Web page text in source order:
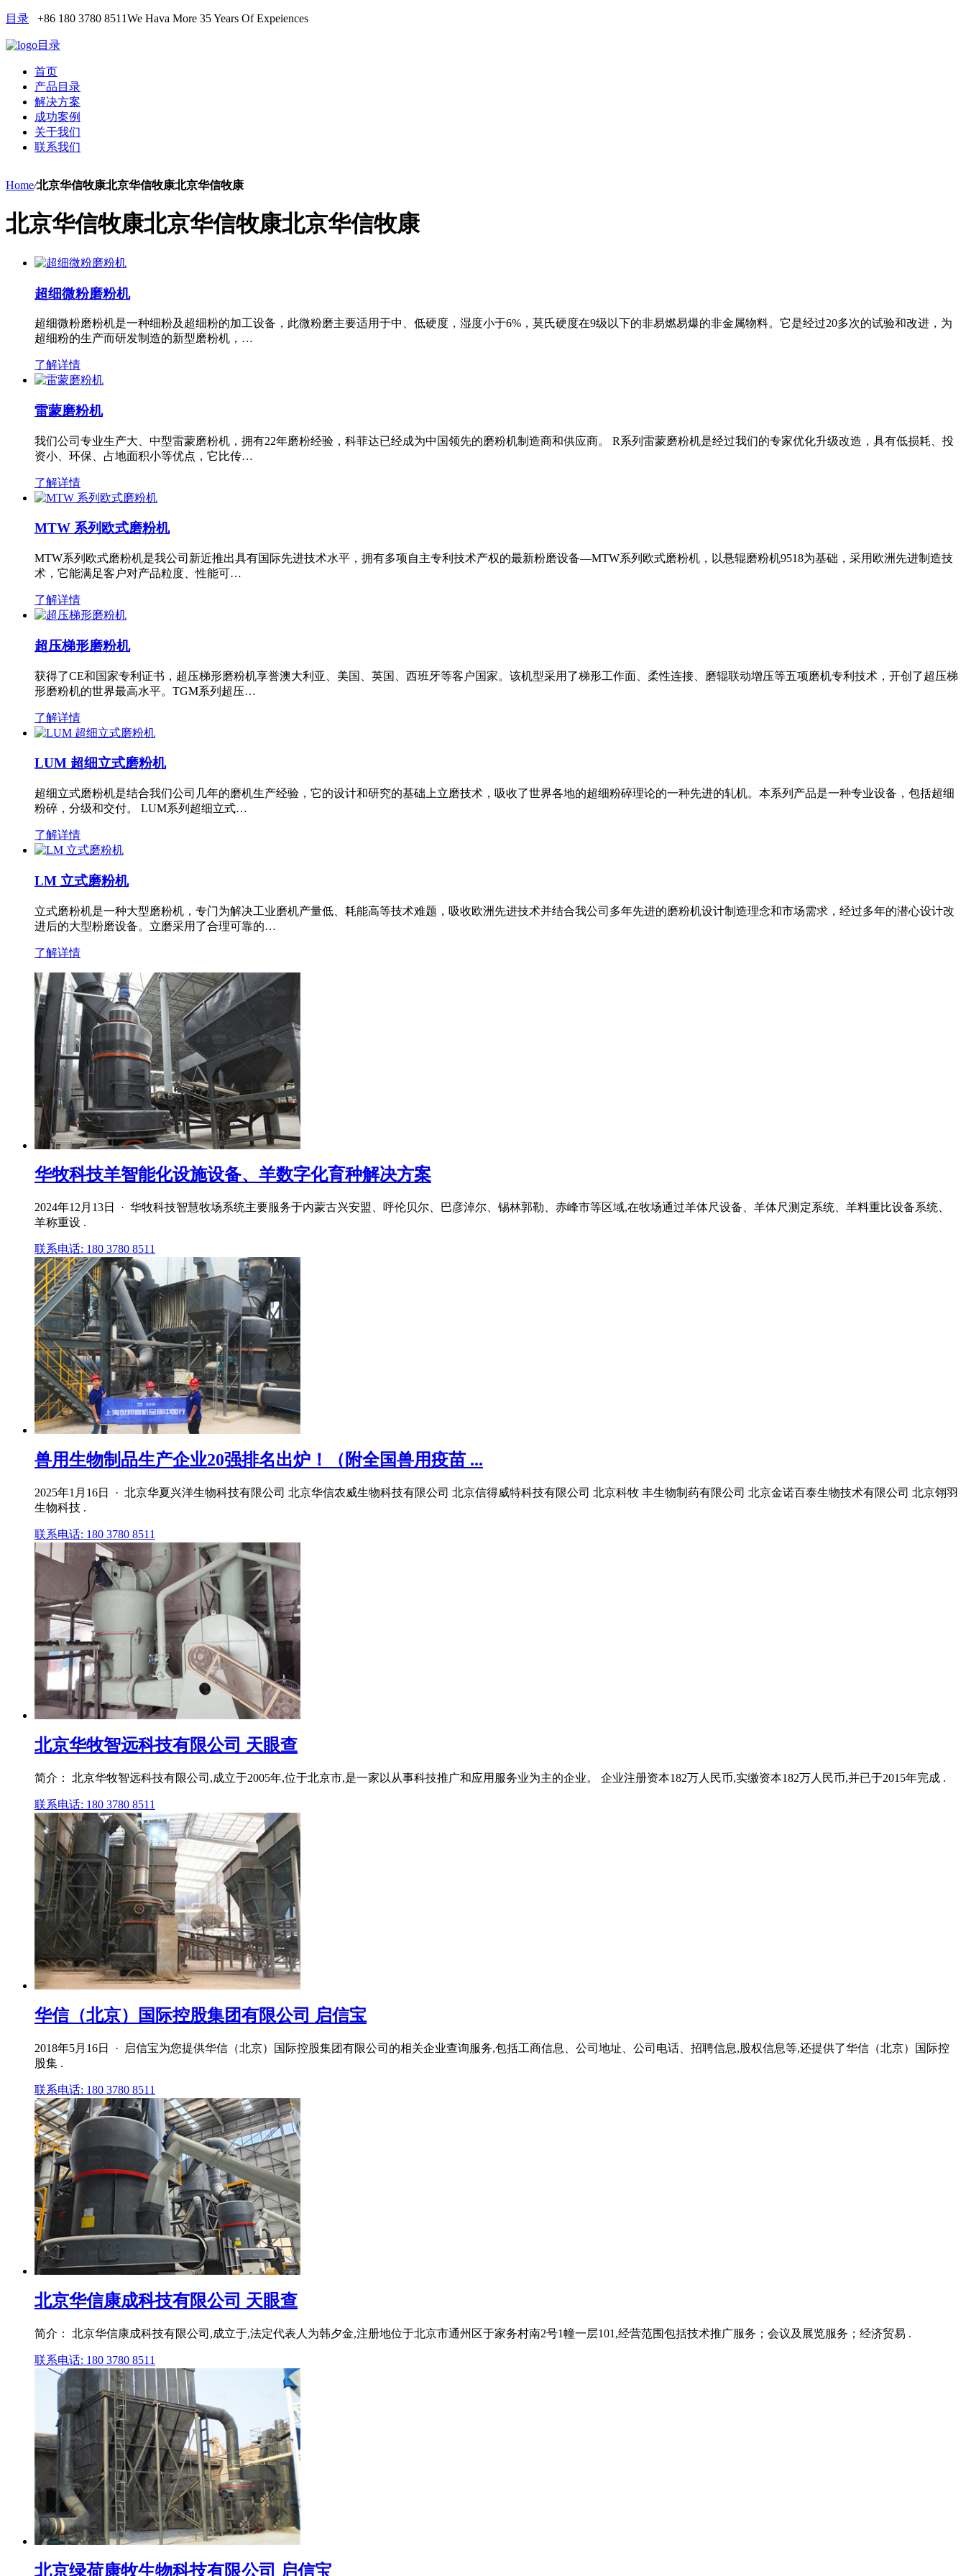
目录 +86 180 3780 8511We Hava More 35 Years Of Expeiences
目录
首页
产品目录
解决方案
成功案例
关于我们
联系我们
Home/北京华信牧康北京华信牧康北京华信牧康
北京华信牧康北京华信牧康北京华信牧康
超细微粉磨粉机
超细微粉磨粉机是一种细粉及超细粉的加工设备，此微粉磨主要适用于中、低硬度，湿度小于6%，莫氏硬度在9级以下的非易燃易爆的非金属物料。它是经过20多次的试验和改进，为
超细粉的生产而研发制造的新型磨粉机，…
了解详情
雷蒙磨粉机
我们公司专业生产大、中型雷蒙磨粉机，拥有22年磨粉经验，科菲达已经成为中国领先的磨粉机制造商和供应商。 R系列雷蒙磨粉机是经过我们的专家优化升级改造，具有低损耗、投
资小、环保、占地面积小等优点，它比传…
了解详情
MTW 系列欧式磨粉机
MTW系列欧式磨粉机是我公司新近推出具有国际先进技术水平，拥有多项自主专利技术产权的最新粉磨设备—MTW系列欧式磨粉机，以悬辊磨粉机9518为基础，采用欧洲先进制造技
术，它能满足客户对产品粒度、性能可…
了解详情
超压梯形磨粉机
获得了CE和国家专利证书，超压梯形磨粉机享誉澳大利亚、美国、英国、西班牙等客户国家。该机型采用了梯形工作面、柔性连接、磨辊联动增压等五项磨机专利技术，开创了超压梯
形磨粉机的世界最高水平。TGM系列超压…
了解详情
LUM 超细立式磨粉机
超细立式磨粉机是结合我们公司几年的磨机生产经验，它的设计和研究的基础上立磨技术，吸收了世界各地的超细粉碎理论的一种先进的轧机。本系列产品是一种专业设备，包括超细
粉碎，分级和交付。 LUM系列超细立式…
了解详情
LM 立式磨粉机
立式磨粉机是一种大型磨粉机，专门为解决工业磨机产量低、耗能高等技术难题，吸收欧洲先进技术并结合我公司多年先进的磨粉机设计制造理念和市场需求，经过多年的潜心设计改
进后的大型粉磨设备。立磨采用了合理可靠的…
了解详情
华牧科技羊智能化设施设备、羊数字化育种解决方案
2024年12月13日 · 华牧科技智慧牧场系统主要服务于内蒙古兴安盟、呼伦贝尔、巴彦淖尔、锡林郭勒、赤峰市等区域,在牧场通过羊体尺设备、羊体尺测定系统、羊料重比设备系统、
羊称重设 .
联系电话: 180 3780 8511
兽用生物制品生产企业20强排名出炉！（附全国兽用疫苗 ...
2025年1月16日 · 北京华夏兴洋生物科技有限公司 北京华信农威生物科技有限公司 北京信得威特科技有限公司 北京科牧 丰生物制药有限公司 北京金诺百泰生物技术有限公司 北京翎羽
生物科技 .
联系电话: 180 3780 8511
北京华牧智远科技有限公司 天眼查
简介： 北京华牧智远科技有限公司,成立于2005年,位于北京市,是一家以从事科技推广和应用服务业为主的企业。 企业注册资本182万人民币,实缴资本182万人民币,并已于2015年完成 .
联系电话: 180 3780 8511
华信（北京）国际控股集团有限公司 启信宝
2018年5月16日 · 启信宝为您提供华信（北京）国际控股集团有限公司的相关企业查询服务,包括工商信息、公司地址、公司电话、招聘信息,股权信息等,还提供了华信（北京）国际控
股集 .
联系电话: 180 3780 8511
北京华信康成科技有限公司 天眼查
简介： 北京华信康成科技有限公司,成立于,法定代表人为韩夕金,注册地位于北京市通州区于家务村南2号1幢一层101,经营范围包括技术推广服务；会议及展览服务；经济贸易 .
联系电话: 180 3780 8511
北京绿荷康牧生物科技有限公司 启信宝